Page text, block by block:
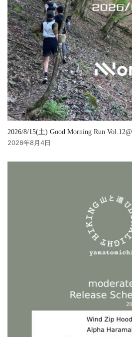
2026/8/15(土) Good Morning Run
2026年8月4日